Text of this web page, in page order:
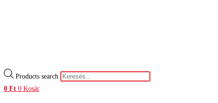
Products search
0 Ft 0 Kosár